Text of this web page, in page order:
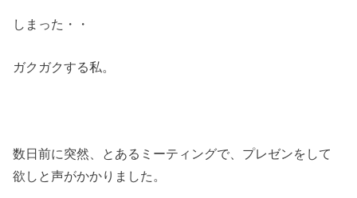
しまった・・
ガクガクする私。
数日前に突然、とあるミーティングで、プレゼンをして
欲しと声がかかりました。